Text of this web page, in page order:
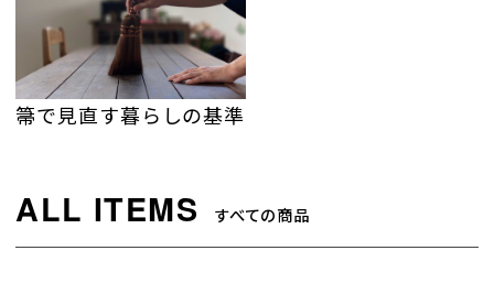
箒で見直す暮らしの基準
すべての商品